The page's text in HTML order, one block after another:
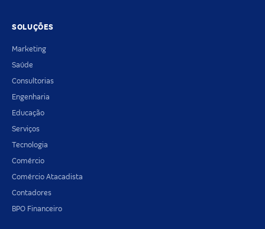
SOLUÇÕES
Marketing
Saúde
Consultorias
Engenharia
Educação
Serviços
Tecnologia
Comércio
Comércio Atacadista
Contadores
BPO Financeiro